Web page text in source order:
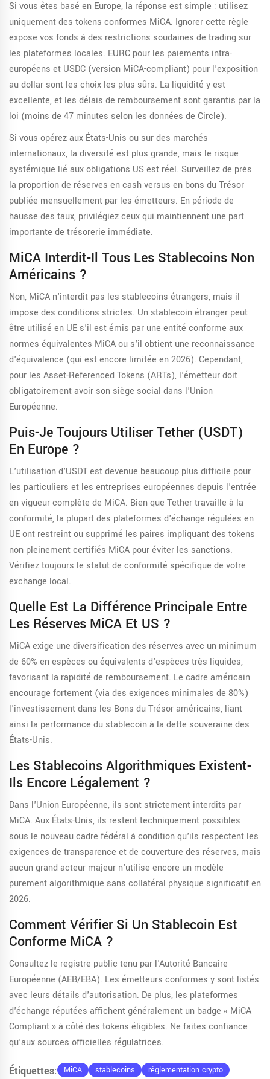
Si vous êtes basé en Europe, la réponse est simple : utilisez
uniquement des tokens conformes MiCA. Ignorer cette règle
expose vos fonds à des restrictions soudaines de trading sur
les plateformes locales. EURC pour les paiements intra-
européens et USDC (version MiCA-compliant) pour l'exposition
au dollar sont les choix les plus sûrs. La liquidité y est
excellente, et les délais de remboursement sont garantis par la
loi (moins de 47 minutes selon les données de Circle).
Si vous opérez aux États-Unis ou sur des marchés
internationaux, la diversité est plus grande, mais le risque
systémique lié aux obligations US est réel. Surveillez de près
la proportion de réserves en cash versus en bons du Trésor
publiée mensuellement par les émetteurs. En période de
hausse des taux, privilégiez ceux qui maintiennent une part
importante de trésorerie immédiate.
MiCA Interdit-Il Tous Les Stablecoins Non
Américains ?
Non, MiCA n'interdit pas les stablecoins étrangers, mais il
impose des conditions strictes. Un stablecoin étranger peut
être utilisé en UE s'il est émis par une entité conforme aux
normes équivalentes MiCA ou s'il obtient une reconnaissance
d'équivalence (qui est encore limitée en 2026). Cependant,
pour les Asset-Referenced Tokens (ARTs), l'émetteur doit
obligatoirement avoir son siège social dans l'Union
Européenne.
Puis-Je Toujours Utiliser Tether (USDT)
En Europe ?
L'utilisation d'USDT est devenue beaucoup plus difficile pour
les particuliers et les entreprises européennes depuis l'entrée
en vigueur complète de MiCA. Bien que Tether travaille à la
conformité, la plupart des plateformes d'échange régulées en
UE ont restreint ou supprimé les paires impliquant des tokens
non pleinement certifiés MiCA pour éviter les sanctions.
Vérifiez toujours le statut de conformité spécifique de votre
exchange local.
Quelle Est La Différence Principale Entre
Les Réserves MiCA Et US ?
MiCA exige une diversification des réserves avec un minimum
de 60% en espèces ou équivalents d'espèces très liquides,
favorisant la rapidité de remboursement. Le cadre américain
encourage fortement (via des exigences minimales de 80%)
l'investissement dans les Bons du Trésor américains, liant
ainsi la performance du stablecoin à la dette souveraine des
États-Unis.
Les Stablecoins Algorithmiques Existent-
Ils Encore Légalement ?
Dans l'Union Européenne, ils sont strictement interdits par
MiCA. Aux États-Unis, ils restent techniquement possibles
sous le nouveau cadre fédéral à condition qu'ils respectent les
exigences de transparence et de couverture des réserves, mais
aucun grand acteur majeur n'utilise encore un modèle
purement algorithmique sans collatéral physique significatif en
2026.
Comment Vérifier Si Un Stablecoin Est
Conforme MiCA ?
Consultez le registre public tenu par l'Autorité Bancaire
Européenne (AEB/EBA). Les émetteurs conformes y sont listés
avec leurs détails d'autorisation. De plus, les plateformes
d'échange réputées affichent généralement un badge « MiCA
Compliant » à côté des tokens éligibles. Ne faites confiance
qu'aux sources officielles régulatrices.
Étiquettes: MiCA stablecoins
réglementation crypto